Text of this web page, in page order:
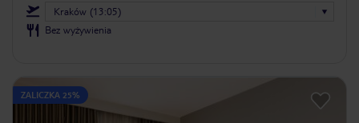
Kraków (13:05)
Bez wyżywienia
ZALICZKA 25%